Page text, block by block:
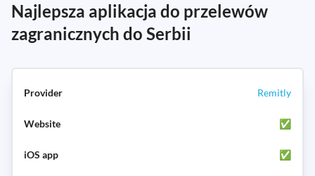
Najlepsza aplikacja do przelewów
zagranicznych do Serbii
Remitly
✅
✅